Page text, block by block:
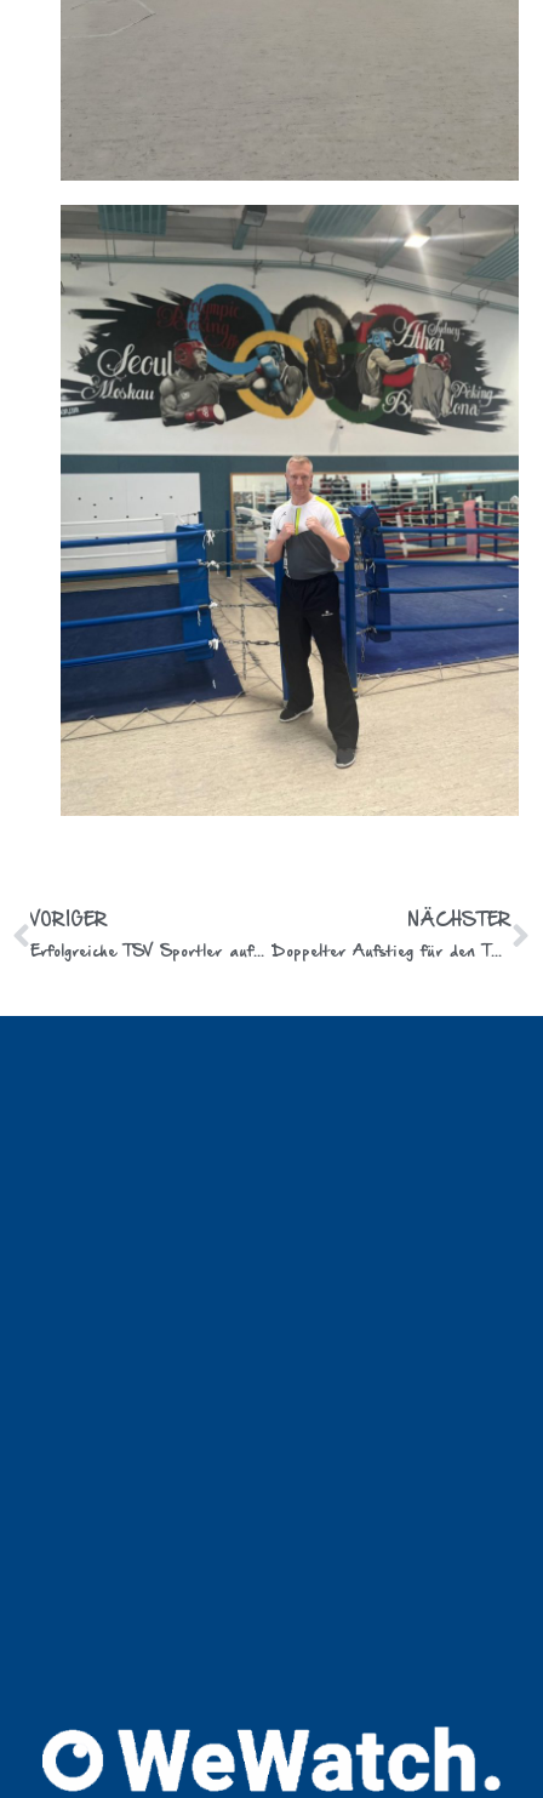
VORIGER
Erfolgreiche TSV Sportler auf der 2. Norddeutschen Meisterschaft im Einrad Freestyle!
NÄCHSTER
Doppelter Aufstieg für den TSV Falkensee!